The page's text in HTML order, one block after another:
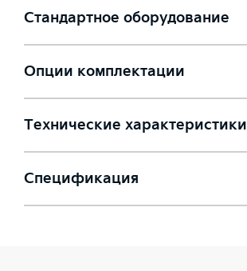
Стандартное оборудование
Опции комплектации
Технические характеристики
Спецификация